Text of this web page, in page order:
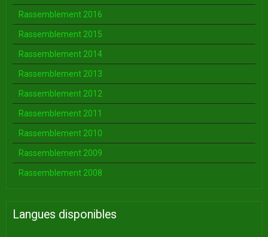
Rassemblement 2016
Rassemblement 2015
Rassemblement 2014
Rassemblement 2013
Rassemblement 2012
Rassemblement 2011
Rassemblement 2010
Rassemblement 2009
Rassemblement 2008
Langues disponibles